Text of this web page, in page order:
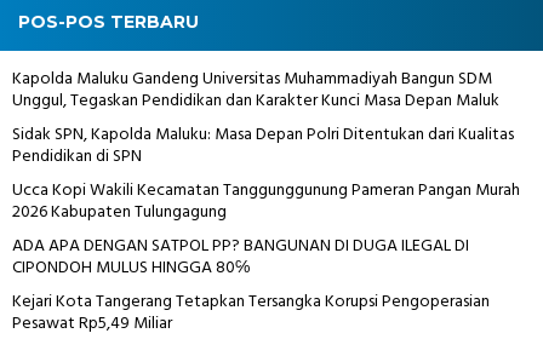
POS-POS TERBARU
Kapolda Maluku Gandeng Universitas Muhammadiyah Bangun SDM
Unggul, Tegaskan Pendidikan dan Karakter Kunci Masa Depan Maluk
Sidak SPN, Kapolda Maluku: Masa Depan Polri Ditentukan dari Kualitas
Pendidikan di SPN
Ucca Kopi Wakili Kecamatan Tanggunggunung Pameran Pangan Murah
2026 Kabupaten Tulungagung
ADA APA DENGAN SATPOL PP? BANGUNAN DI DUGA ILEGAL DI
CIPONDOH MULUS HINGGA 80℅
Kejari Kota Tangerang Tetapkan Tersangka Korupsi Pengoperasian
Pesawat Rp5,49 Miliar